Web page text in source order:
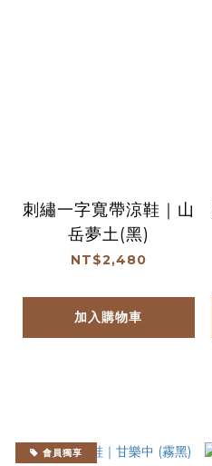
刺繡一字寬帶涼鞋｜山
岳夢土(黑)
NT$2,480
加入購物車
會員獨享